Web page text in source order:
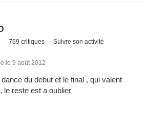
769 critiques Suivre son activité
le 9 août 2012
du debut et le final , qui valent
le reste est a oublier